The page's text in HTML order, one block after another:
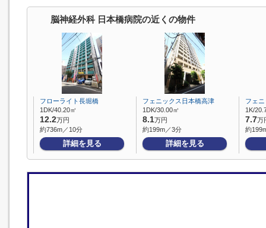
脳神経外科 日本橋病院の近くの物件
フローライト長堀橋
1DK/40.20㎡
12.2万円
約736m／10分
詳細を見る
フェニックス日本橋高津
1DK/30.00㎡
8.1万円
約199m／3分
詳細を見る
フェ
1K/
7.7万
約